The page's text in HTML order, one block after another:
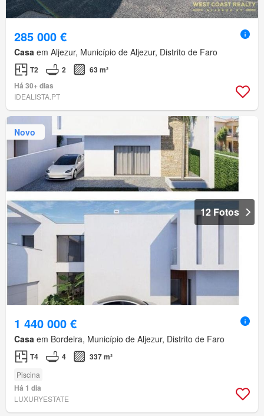
285 000 €
Casa em Aljezur, Município de Aljezur, Distrito de Faro
T2 2
63 m²
Há 30+ dias
IDEALISTA.PT
Novo
12 Fotos
1 440 000 €
Casa em Bordeira, Município de Aljezur, Distrito de Faro
T4 4 337 m²
Piscina
Há 1 dia
LUXURYESTATE